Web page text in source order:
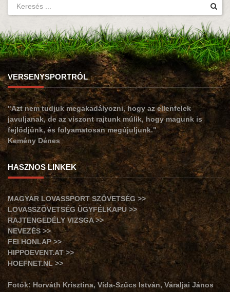
VERSENYSPORTRÓL
"Azt nem tudjuk megakadályozni, hogy az ellenfelek
javuljanak, de az viszont rajtunk múlik, hogy magunk is
fejlődjünk, és folyamatosan megújuljunk."
Kemény Dénes
HASZNOS LINKEK
MAGYAR LOVASSPORT SZÖVETSÉG >>
LOVASSZÖVETSÉG ÜGYFÉLKAPU >>
RAJTENGEDÉLY VIZSGA >>
NEVEZÉS >>
FEI HONLAP >>
HIPPOEVENT.AT >>
HOEFNET.NL >>
Fotók: Horváth Krisztina, Vida-Szűcs István, Váraljai János